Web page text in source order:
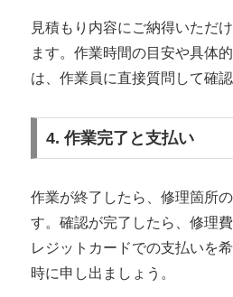
見積もり内容にご納得いただ
ます。作業時間の目安や具体
は、作業員に直接質問して確認
4. 作業完了と支払い
作業が終了したら、修理箇所
す。確認が完了したら、修理
レジットカードでの支払いを
時に申し出ましょう。